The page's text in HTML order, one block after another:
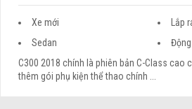
Xe mới
Lắp
Sedan
C300 2018 chính là phiên bản C-Class cao
thêm gói phụ kiện thể thao chính ...